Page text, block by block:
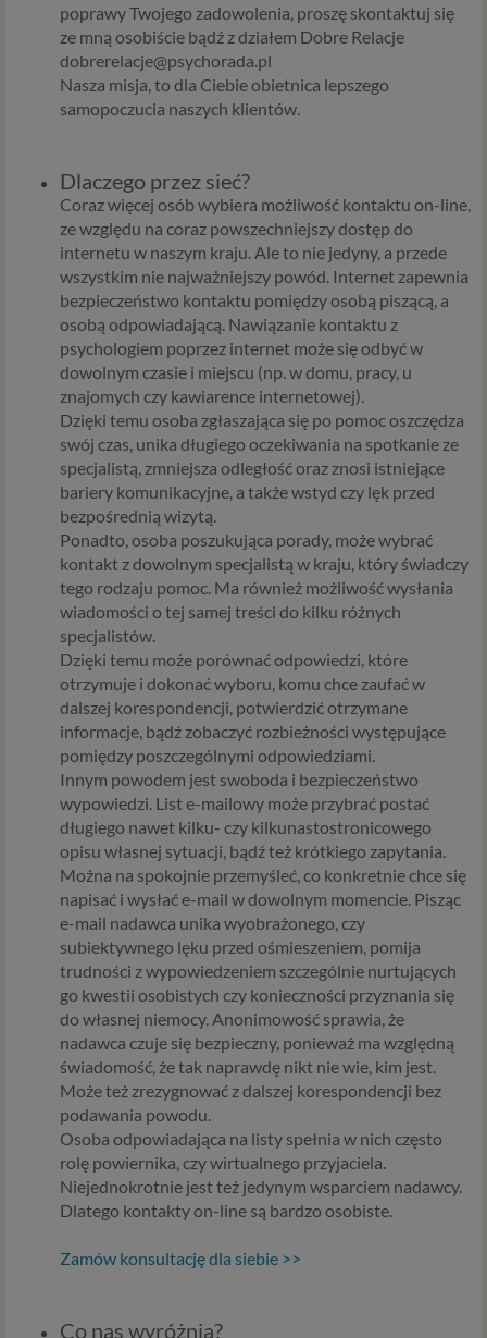
poprawy Twojego zadowolenia, proszę skontaktuj się
ze mną osobiście bądź z działem Dobre Relacje
dobrerelacje@psychorada.pl
Nasza misja, to dla Ciebie obietnica lepszego
samopoczucia naszych klientów.
Dlaczego przez sieć?
Coraz więcej osób wybiera możliwość kontaktu on-line,
ze względu na coraz powszechniejszy dostęp do
internetu w naszym kraju. Ale to nie jedyny, a przede
wszystkim nie najważniejszy powód. Internet zapewnia
bezpieczeństwo kontaktu pomiędzy osobą piszącą, a
osobą odpowiadającą. Nawiązanie kontaktu z
psychologiem poprzez internet może się odbyć w
dowolnym czasie i miejscu (np. w domu, pracy, u
znajomych czy kawiarence internetowej).
Dzięki temu osoba zgłaszająca się po pomoc oszczędza
swój czas, unika długiego oczekiwania na spotkanie ze
specjalistą, zmniejsza odległość oraz znosi istniejące
bariery komunikacyjne, a także wstyd czy lęk przed
bezpośrednią wizytą.
Ponadto, osoba poszukująca porady, może wybrać
kontakt z dowolnym specjalistą w kraju, który świadczy
tego rodzaju pomoc. Ma również możliwość wysłania
wiadomości o tej samej treści do kilku różnych
specjalistów.
Dzięki temu może porównać odpowiedzi, które
otrzymuje i dokonać wyboru, komu chce zaufać w
dalszej korespondencji, potwierdzić otrzymane
informacje, bądź zobaczyć rozbieżności występujące
pomiędzy poszczególnymi odpowiedziami.
Innym powodem jest swoboda i bezpieczeństwo
wypowiedzi. List e-mailowy może przybrać postać
długiego nawet kilku- czy kilkunastostronicowego
opisu własnej sytuacji, bądź też krótkiego zapytania.
Można na spokojnie przemyśleć, co konkretnie chce się
napisać i wysłać e-mail w dowolnym momencie. Pisząc
e-mail nadawca unika wyobrażonego, czy
subiektywnego lęku przed ośmieszeniem, pomija
trudności z wypowiedzeniem szczególnie nurtujących
go kwestii osobistych czy konieczności przyznania się
do własnej niemocy. Anonimowość sprawia, że
nadawca czuje się bezpieczny, ponieważ ma względną
świadomość, że tak naprawdę nikt nie wie, kim jest.
Może też zrezygnować z dalszej korespondencji bez
podawania powodu.
Osoba odpowiadająca na listy spełnia w nich często
rolę powiernika, czy wirtualnego przyjaciela.
Niejednokrotnie jest też jedynym wsparciem nadawcy.
Dlatego kontakty on-line są bardzo osobiste.
Zamów konsultację dla siebie >>
Co nas wyróżnia?